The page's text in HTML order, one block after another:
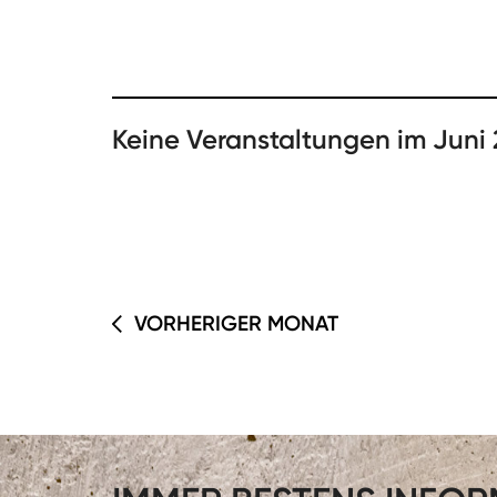
Keine Veranstaltungen im Juni
VORHERIGER MONAT